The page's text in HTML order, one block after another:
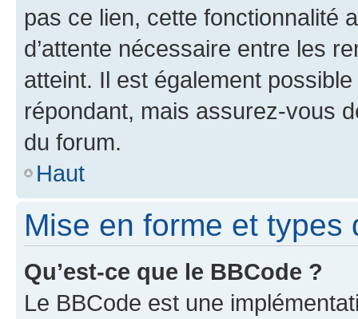
pas ce lien, cette fonctionnalité
d’attente nécessaire entre les
atteint. Il est également
répondant, mais assurez-vous
du forum.
Haut
Mise en forme et types
Qu’est-ce que le BBCode ?
Le BBCode est une